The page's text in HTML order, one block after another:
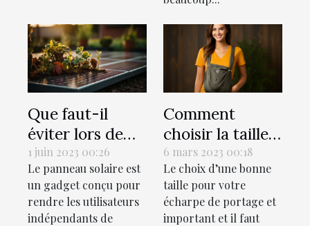
Que faut-il
éviter lors de
l'installation
d'un panneau
solaire Belgique
?
1 juin 2023 00:26
Le panneau solaire est
un gadget conçu pour
rendre les utilisateurs
indépendants de
Comment
choisir la taille
idéale pour son
écharpe de
portage?
6 mars 2023 00:18
Le choix d’une bonne
taille pour votre
écharpe de portage et
important et il faut